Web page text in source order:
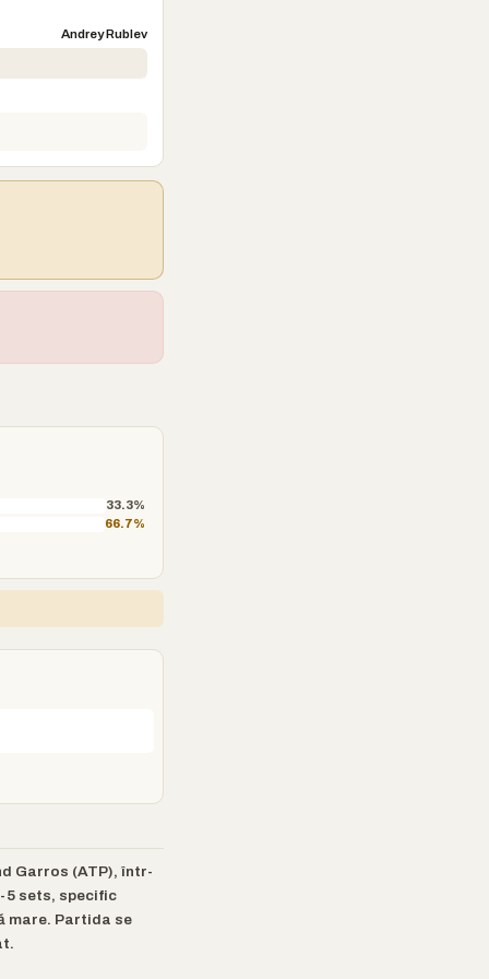
Andrey Rublev
33.3%
66.7%
Garros (ATP), într-
5 sets, specific
mare. Partida se